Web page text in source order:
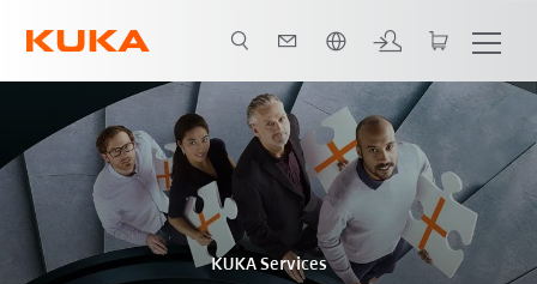
Brosúra Szolgáltatás áttekintés
KUKA Services